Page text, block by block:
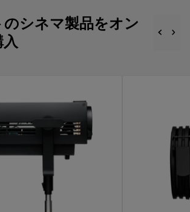
シネマ製品をオン